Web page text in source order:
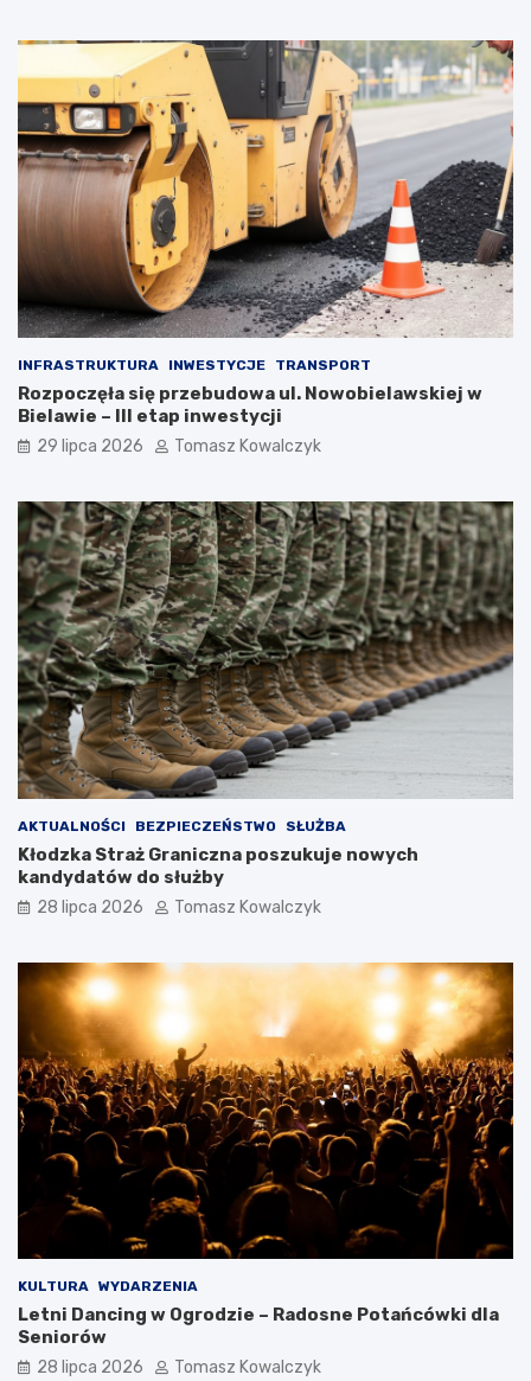
INFRASTRUKTURA INWESTYCJE TRANSPORT
Rozpoczęła się przebudowa ul. Nowobielawskiej w
Bielawie – III etap inwestycji
29 lipca 2026 Tomasz Kowalczyk
AKTUALNOŚCI BEZPIECZEŃSTWO SŁUŻBA
Kłodzka Straż Graniczna poszukuje nowych
kandydatów do służby
28 lipca 2026 Tomasz Kowalczyk
KULTURA WYDARZENIA
Letni Dancing w Ogrodzie – Radosne Potańcówki dla
Seniorów
28 lipca 2026 Tomasz Kowalczyk